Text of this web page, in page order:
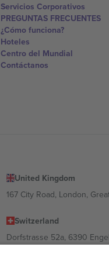
Servicios Corporativos
PREGUNTAS FRECUENTES
¿Cómo funciona?
Hoteles
Centro del Mundial
Contáctanos
United Kingdom
167 City Road, London,
Switzerland
Dorfstrasse 52a, 6390